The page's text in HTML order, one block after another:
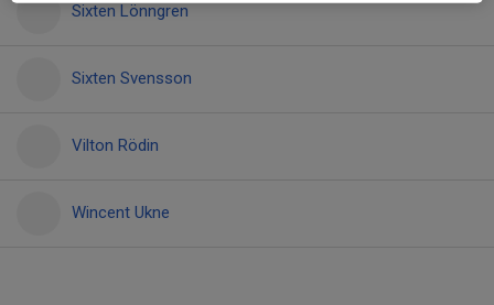
Sixten Lönngren
Sixten Svensson
Vilton Rödin
Wincent Ukne